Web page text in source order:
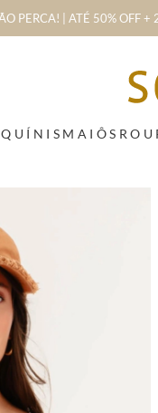
PERCA! | ATÉ 50% OFF +
MAIÔS